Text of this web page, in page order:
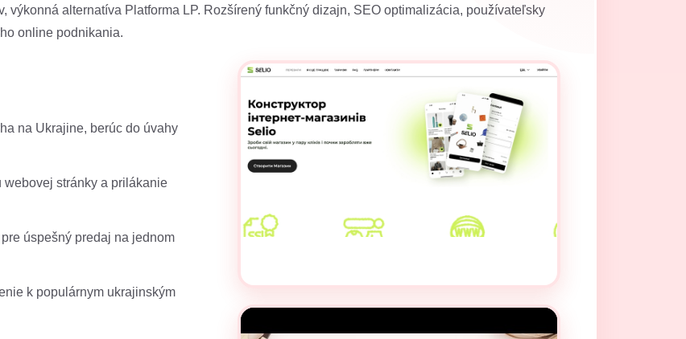
výkonná alternatíva Platforma LP. Rozšírený funkčný dizajn, SEO optimalizácia, používateľsky
online podnikania.
na Ukrajine, berúc do úvahy
stránky a prilákanie
úspešný predaj na jednom
k populárnym ukrajinským